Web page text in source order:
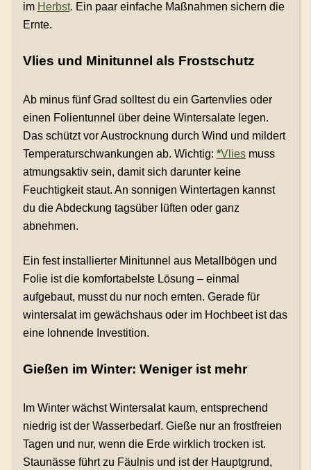
im Herbst. Ein paar einfache Maßnahmen sichern die
Ernte.
Vlies und Minitunnel als Frostschutz
Ab minus fünf Grad solltest du ein Gartenvlies oder
einen Folientunnel über deine Wintersalate legen.
Das schützt vor Austrocknung durch Wind und mildert
Temperaturschwankungen ab. Wichtig: *Vliesmuss
atmungsaktiv sein, damit sich darunter keine
Feuchtigkeit staut. An sonnigen Wintertagen kannst
du die Abdeckung tagsüber lüften oder ganz
abnehmen.
Ein fest installierter Minitunnel aus Metallbögen und
Folie ist die komfortabelste Lösung – einmal
aufgebaut, musst du nur noch ernten. Gerade für
wintersalat im gewächshaus oder im Hochbeet ist das
eine lohnende Investition.
Gießen im Winter: Weniger ist mehr
Im Winter wächst Wintersalat kaum, entsprechend
niedrig ist der Wasserbedarf. Gieße nur an frostfreien
Tagen und nur, wenn die Erde wirklich trocken ist.
Staunässe führt zu Fäulnis und ist der Hauptgrund,